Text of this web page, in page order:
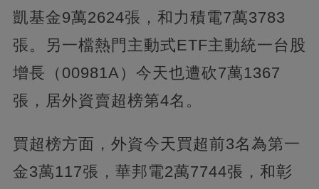
凱基金9萬2624張，和力積電7萬3783
張。另一檔熱門主動式ETF主動統一台股
增長（00981A）今天也遭砍7萬1367
張，居外資賣超榜第4名。
買超榜方面，外資今天買超前3名為第一
金3萬117張，華邦電2萬7744張，和彰